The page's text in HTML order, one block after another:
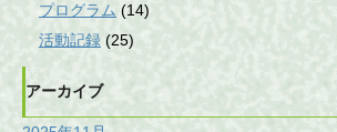
プログラム (14)
活動記録 (25)
アーカイブ